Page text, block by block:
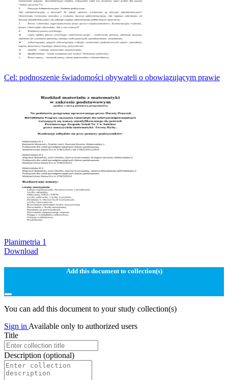
Cel: podnoszenie świadomości obywateli o obowiązującym prawie
Planimetria 1
Download
Add this document to collection(s)
You can add this document to your study collection(s)
Sign in Available only to authorized users
Title
Description (optional)